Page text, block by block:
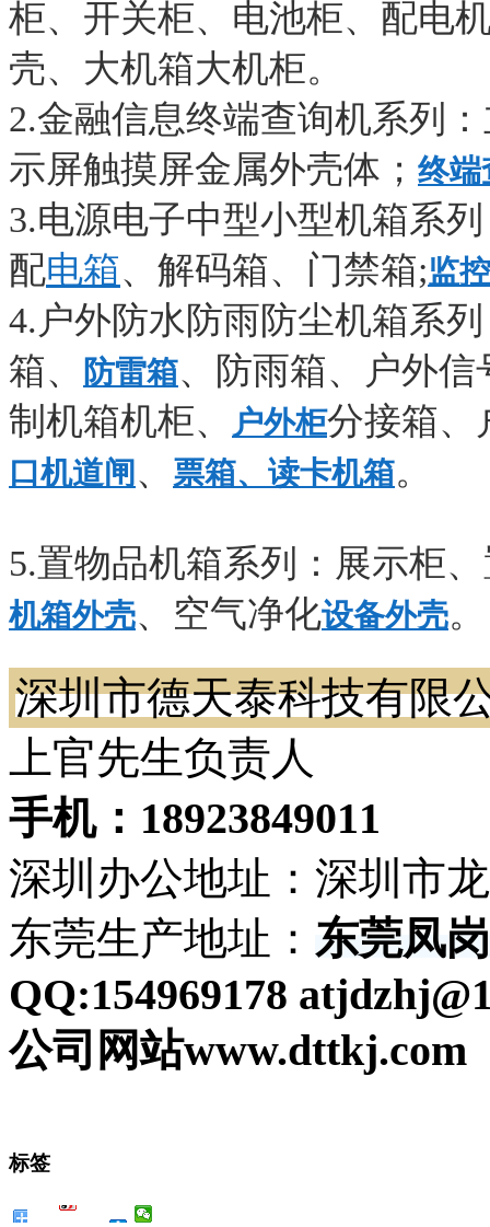
柜、开关柜、电池柜、配电
壳、大机箱大机柜。
2.金融信息终端查询机系列
示屏触摸屏金属外壳体； 终端
3.电源电子中型小型机箱系
配电箱、解码箱、门禁箱;监
4.户外防水防雨防尘机箱系
箱、
防雷箱、防雨箱、户外
制机箱机柜、
户外柜分接箱、
口机道闸 、 票箱、读卡机箱。
5.置物品机箱系列：展示柜
机箱外壳、空气净化设备外壳。
深圳市德天泰科技有限
上官先生负责人
手机： 18923849011
深圳 办公地址：深圳市
东莞生产地址： 东莞凤
QQ:154969178
公司网站www.dttkj.com
标签